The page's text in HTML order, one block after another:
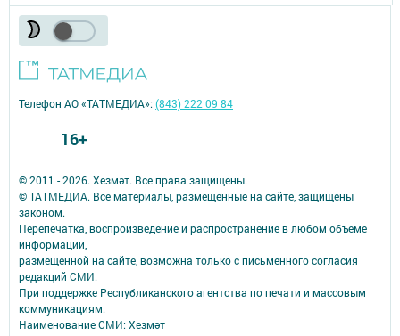
© 2011 - 2026. Хезмәт. Все права защищены.
© ТАТМЕДИА. Все материалы, размещенные на сайте, защищены
законом.
Перепечатка, воспроизведение и распространение в любом объеме
информации,
размещенной на сайте, возможна только с письменного согласия
редакций СМИ.
При поддержке Республиканского агентства по печати и массовым
коммуникациям.
Наименование СМИ: Хезмәт
Телефон АО «ТАТМЕДИА»:(843) 222 09 84
16+